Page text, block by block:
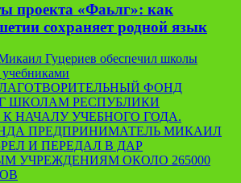
проекта «Фаьлг»: как
сохраняет родной язык
Гуцериев обеспечил школы
ФОНД
ШКОЛАМ РЕСПУБЛИКИ
НАЧАЛУ УЧЕБНОГО ГОДА.
ПРЕДПРИНИМАТЕЛЬ МИКАИЛ
И ПЕРЕДАЛ В ДАР
УЧРЕЖДЕНИЯМ ОКОЛО 265000